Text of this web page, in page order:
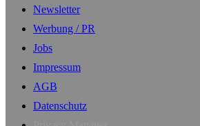
Newsletter
Werbung / PR
Jobs
Impressum
AGB
Datenschutz